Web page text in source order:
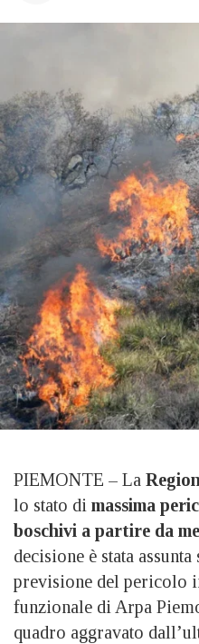
PIEMONTE – La
lo stato di massima
boschivi a partire da
decisione è stata
previsione del pericolo
funzionale di Arpa
quadro aggravato